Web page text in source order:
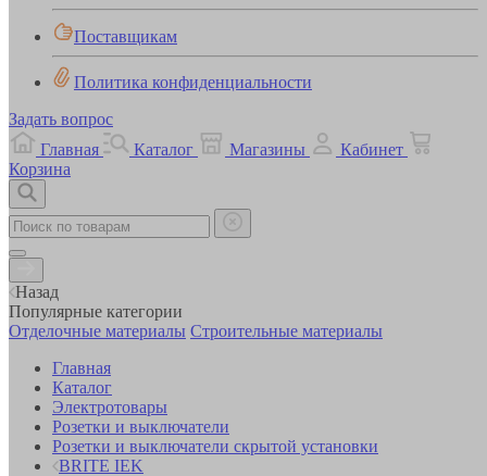
Поставщикам
Политика конфиденциальности
Задать вопрос
Главная
Каталог Магазины
Кабинет
Корзина
Назад
Популярные категории
Отделочные материалы Строительные материалы
Главная
Каталог
Электротовары
Розетки и выключатели
Розетки и выключатели скрытой установки
BRITE IEK